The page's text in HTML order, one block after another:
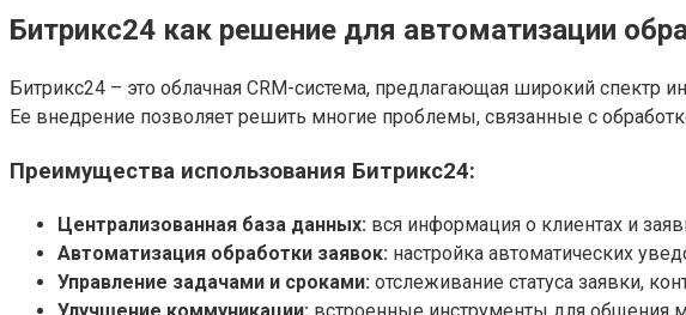
Битрикс24 как решение для автоматизации
Битрикс24 – это облачная CRM-система, предлагающая широкий спектр
Ее внедрение позволяет решить многие проблемы, связанные с
Преимущества использования Битрикс24:
Централизованная база данных: вся информация о клиентах и
Автоматизация обработки заявок: настройка автоматических
Управление задачами и сроками: отслеживание статуса заявки,